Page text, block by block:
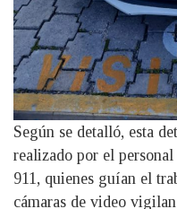
Según se detalló, esta
realizado por el
911, quienes guían el
cámaras de video